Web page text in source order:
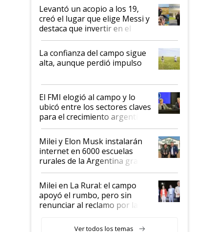
Levantó un acopio a los 19,
creó el lugar que elige Messi y
destaca que invertir en el
kirchnerismo era como "darle
plata a un hijo para droga":
Juan Félix Rossetti, el libertario
que de una dura crisis salió
de Milei
La confianza del campo sigue
alta, aunque perdió impulso
El FMI elogió al campo y lo
ubicó entre los sectores claves
para el crecimiento argentino
Milei y Elon Musk instalarán
internet en 6000 escuelas
rurales de la Argentina gracias
a un acuerdo con Starlink
Milei en La Rural: el campo
apoyó el rumbo, pero sin
renunciar al reclamo por las
Ver todos los temas